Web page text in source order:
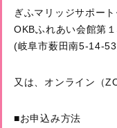
ぎふマリッジサポー
OKBふれあい会館第
(岐阜市薮田南5-14-
又は、オンライン（
■お申込み方法